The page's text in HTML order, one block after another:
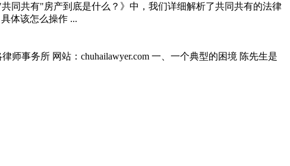
同共有"房产到底是什么？》中，我们详细解析了共同共有的法律
体该怎么操作 ...
事务所 网站：chuhailawyer.com 一、一个典型的困境 陈先生是